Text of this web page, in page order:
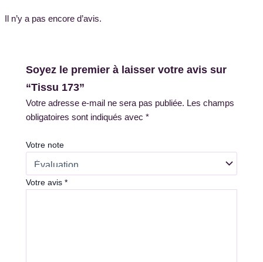
Il n’y a pas encore d’avis.
Soyez le premier à laisser votre avis sur
“Tissu 173”
Votre adresse e-mail ne sera pas publiée. Les champs
obligatoires sont indiqués avec*
Votre note
Votre avis*